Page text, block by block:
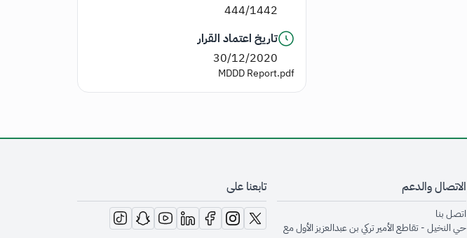
444/1442
تاريخ اعتماد القرار
30/12/2020
MDDD Report.pdf
الاتصال والدعم
اتصل بنا
حي النخيل - تقاطع الأمير تركي بن عبدالعزيز الأول مع
تابعنا على
opens in new window
opens in new window
opens in new window
opens in new window
opens in new window
opens in new window
opens in new window